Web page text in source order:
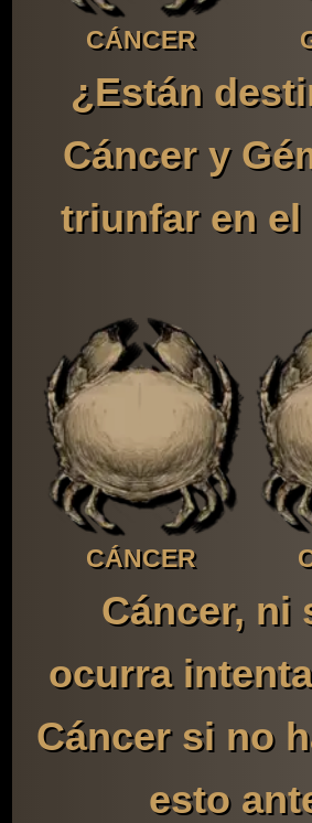
CÁNCER
¿Están
Cáncer y
triunfar en el
CÁNCER
Cáncer, ni
ocurra
Cáncer si no
esto